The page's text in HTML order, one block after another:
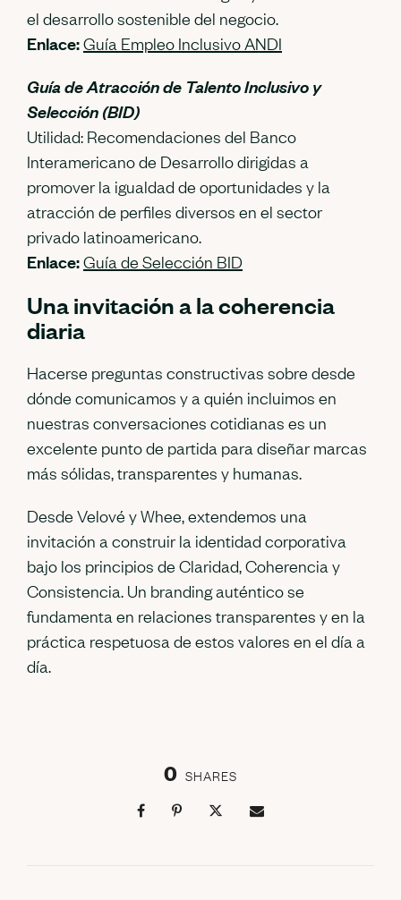
el desarrollo sostenible del negocio.
Enlace:Guía Empleo Inclusivo ANDI
Guía de Atracción de Talento Inclusivo y
Selección (BID)
Utilidad: Recomendaciones del Banco
Interamericano de Desarrollo dirigidas a
promover la igualdad de oportunidades y la
atracción de perfiles diversos en el sector
privado latinoamericano.
Enlace:Guía de Selección BID
Una invitación a la coherencia
diaria
Hacerse preguntas constructivas sobre desde
dónde comunicamos y a quién incluimos en
nuestras conversaciones cotidianas es un
excelente punto de partida para diseñar marcas
más sólidas, transparentes y humanas.
Desde Velové y Whee, extendemos una
invitación a construir la identidad corporativa
bajo los principios de Claridad, Coherencia y
Consistencia. Un branding auténtico se
fundamenta en relaciones transparentes y en la
práctica respetuosa de estos valores en el día a
día.
0 SHARES